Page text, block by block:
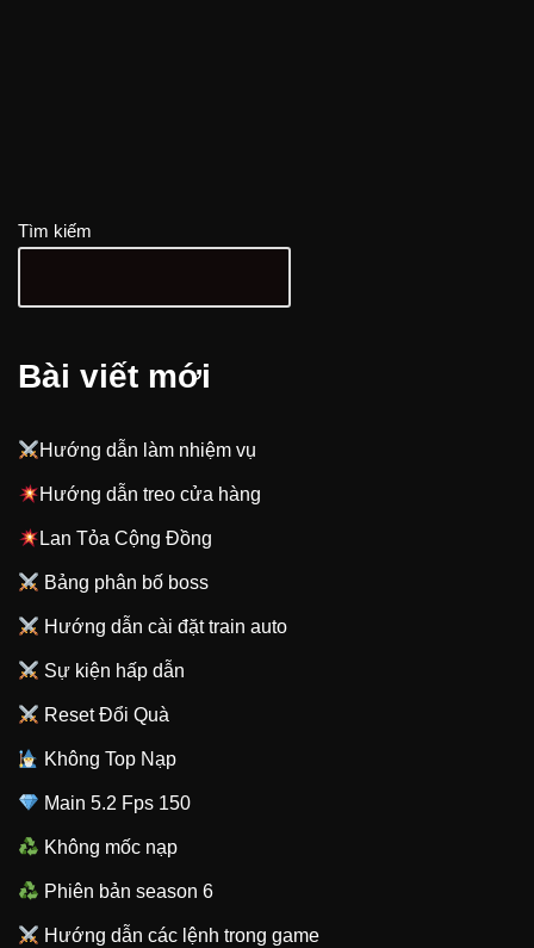
Tìm kiếm
Bài viết mới
Hướng dẫn làm nhiệm vụ
Hướng dẫn treo cửa hàng
Lan Tỏa Cộng Đồng
Bảng phân bố boss
Hướng dẫn cài đặt train auto
Sự kiện hấp dẫn
Reset Đổi Quà
Không Top Nạp
Main 5.2 Fps 150
Không mốc nạp
Phiên bản season 6
Hướng dẫn các lệnh trong game